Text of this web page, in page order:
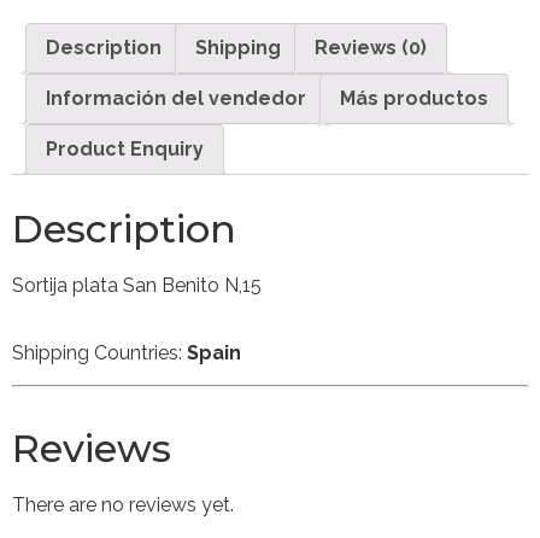
Description Shipping Reviews (0)
Información del vendedor Más productos
Product Enquiry
Description
Sortija plata San Benito N,15
Shipping Countries: Spain
Reviews
There are no reviews yet.